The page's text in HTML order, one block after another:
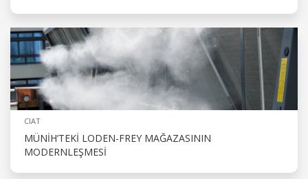
CIAT
MÜNIH’TEKI LODEN-FREY MAĞAZASININ
MODERNLEŞMESI